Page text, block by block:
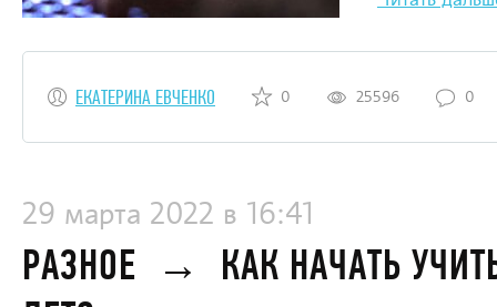
ЕКАТЕРИНА ЕВЧЕНКО 0 25596 0
29 марта 2022 в 16:41
РАЗНОЕ →
КАК НАЧАТЬ